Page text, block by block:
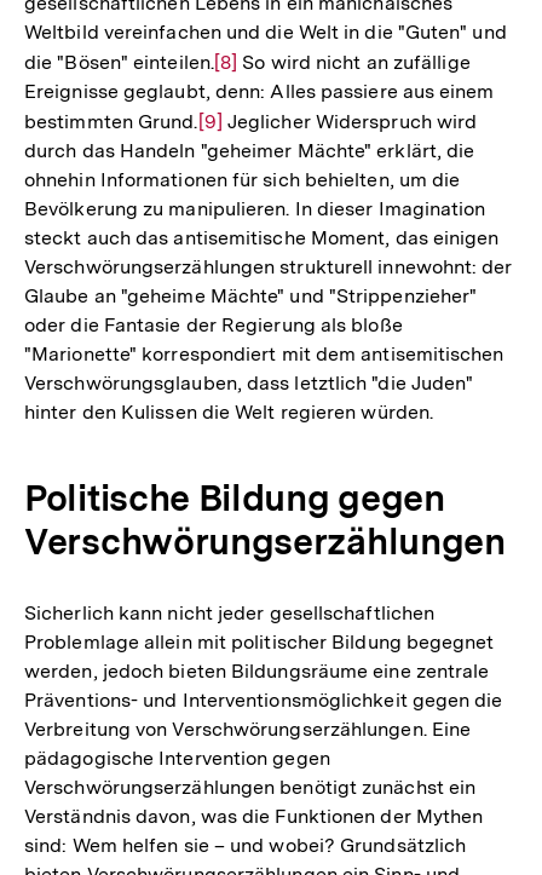
Fußnote
Weltbild vereinfachen und die Welt in die "Guten" und
die "Bösen" einteilen.Zur
Auflösung
der
Fußnote
[8] So wird nicht an zufällige
Ereignisse geglaubt, denn: Alles passiere aus einem
bestimmten Grund. Zur
Auflösung
der
Fußnote
[9] Jeglicher Widerspruch wird
durch das Handeln "geheimer Mächte" erklärt, die
ohnehin Informationen für sich behielten, um die
Bevölkerung zu manipulieren. In dieser Imagination
steckt auch das antisemitische Moment, das einigen
Verschwörungserzählungen strukturell innewohnt: der
Glaube an "geheime Mächte" und "Strippenzieher"
oder die Fantasie der Regierung als bloße
"Marionette" korrespondiert mit dem antisemitischen
Verschwörungsglauben, dass letztlich "die Juden"
hinter den Kulissen die Welt regieren würden.
Politische Bildung gegen
Verschwörungserzählungen
Sicherlich kann nicht jeder gesellschaftlichen
Problemlage allein mit politischer Bildung begegnet
werden, jedoch bieten Bildungsräume eine zentrale
Präventions- und Interventionsmöglichkeit gegen die
Verbreitung von Verschwörungserzählungen. Eine
pädagogische Intervention gegen
Verschwörungserzählungen benötigt zunächst ein
Verständnis davon, was die Funktionen der Mythen
sind: Wem helfen sie – und wobei? Grundsätzlich